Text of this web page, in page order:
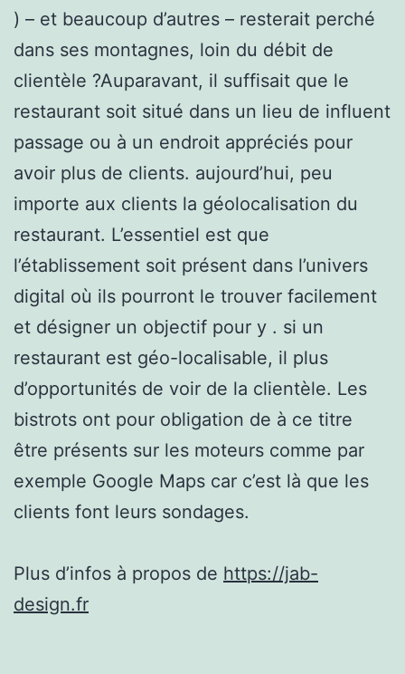
) – et beaucoup d’autres – resterait perché
dans ses montagnes, loin du débit de
clientèle ?Auparavant, il suffisait que le
restaurant soit situé dans un lieu de influent
passage ou à un endroit appréciés pour
avoir plus de clients. aujourd’hui, peu
importe aux clients la géolocalisation du
restaurant. L’essentiel est que
l’établissement soit présent dans l’univers
digital où ils pourront le trouver facilement
et désigner un objectif pour y . si un
restaurant est géo-localisable, il plus
d’opportunités de voir de la clientèle. Les
bistrots ont pour obligation de à ce titre
être présents sur les moteurs comme par
exemple Google Maps car c’est là que les
clients font leurs sondages.
Plus d’infos à propos de https://jab-
design.fr